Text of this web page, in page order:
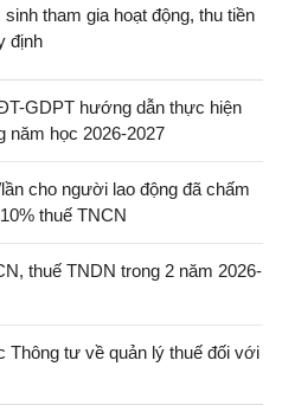
sinh tham gia hoạt động, thu tiền
định
GDPT hướng dẫn thực hiện
năm học 2026-2027
cho người lao động đã chấm
thuế TNCN
thuế TNDN trong 2 năm 2026-
Thông tư về quản lý thuế đối với